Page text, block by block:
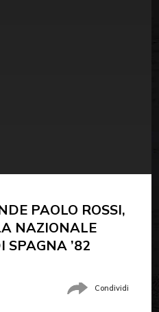
PAOLO ROSSI,
NAZIONALE
SPAGNA ’82
Condividi